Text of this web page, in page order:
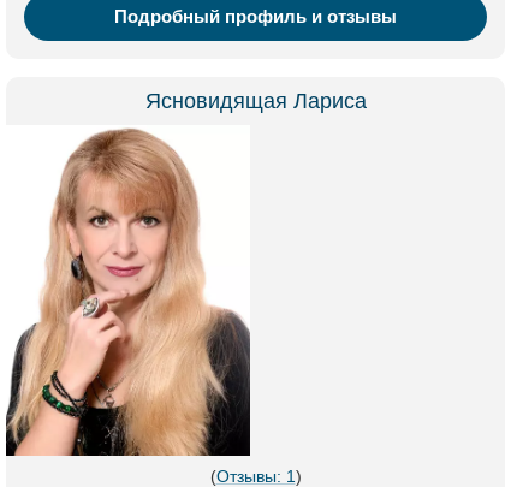
Подробный профиль и отзывы
Ясновидящая Лариса
(Отзывы: 1)